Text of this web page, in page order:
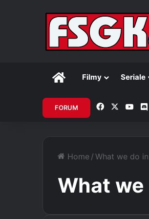
GłównaFilmy Seriale
FORUM Facebook
Home / What we do
What